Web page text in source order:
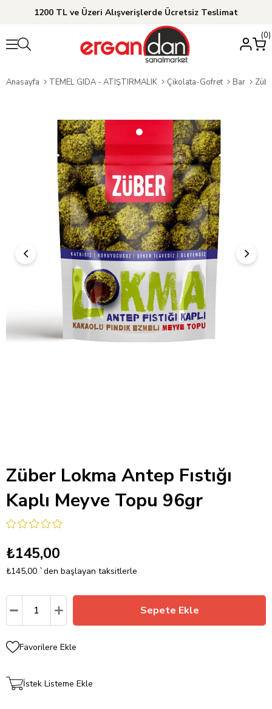
1200 TL ve Üzeri Alışverişlerde Ücretsiz Teslimat
0
Anasayfa TEMEL GIDA - ATIŞTIRMALIK Çikolata-Gofret Bar
Züber Lokma Antep Fıstığı
Kaplı Meyve Topu 96gr
₺145,00
₺145,00 `den başlayan taksitlerle
Favorilere Ekle
İstek Listeme Ekle